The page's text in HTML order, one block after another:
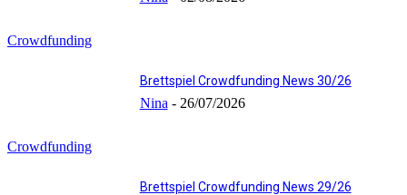
Crowdfunding
Crowdfunding
Brettspiel Crowdfunding News 30/26
Nina - 26/07/2026
Brettspiel Crowdfunding News 29/26